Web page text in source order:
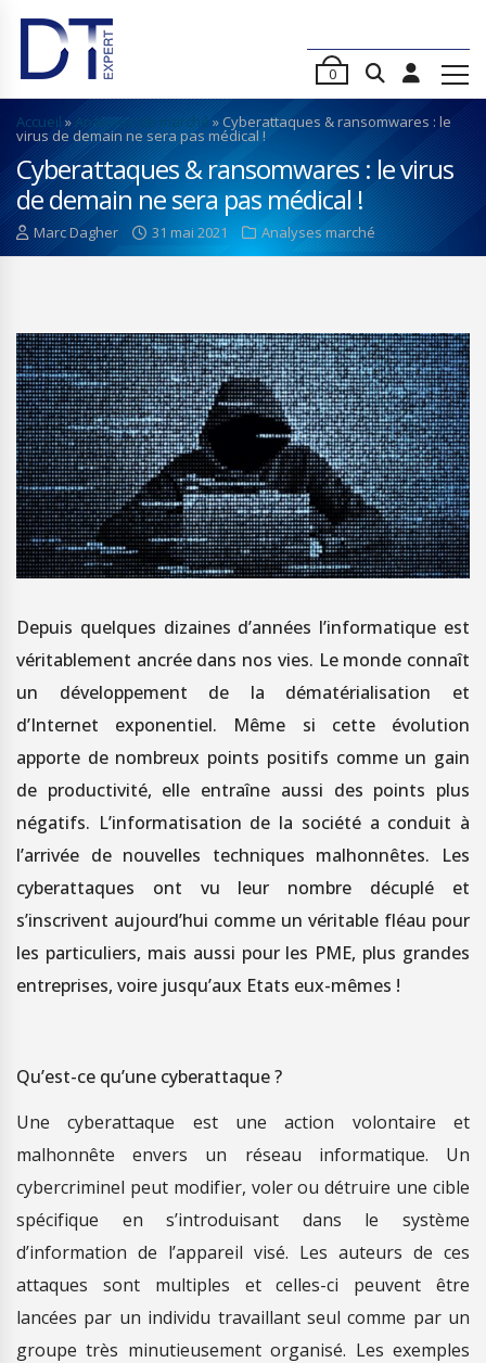
0
Accueil »Analyses de marché » Cyberattaques & ransomwares : le
virus de demain ne sera pas médical !
Cyberattaques & ransomwares : le virus
de demain ne sera pas médical !
Marc Dagher 31 mai 2021 Analyses marché
Depuis quelques dizaines d’années l’informatique est
véritablement ancrée dans nos vies. Le monde connaît
un développement de la dématérialisation et
d’Internet exponentiel. Même si cette évolution
apporte de nombreux points positifs comme un gain
de productivité, elle entraîne aussi des points plus
négatifs. L’informatisation de la société a conduit à
l’arrivée de nouvelles techniques malhonnêtes. Les
cyberattaques ont vu leur nombre décuplé et
s’inscrivent aujourd’hui comme un véritable fléau pour
les particuliers, mais aussi pour les PME, plus grandes
entreprises, voire jusqu’aux Etats eux-mêmes !
Qu’est-ce qu’une cyberattaque ?
Une cyberattaque est une action volontaire et
malhonnête envers un réseau informatique. Un
cybercriminel peut modifier, voler ou détruire une cible
spécifique en s’introduisant dans le système
d’information de l’appareil visé. Les auteurs de ces
attaques sont multiples et celles-ci peuvent être
lancées par un individu travaillant seul comme par un
groupe très minutieusement organisé. Les exemples